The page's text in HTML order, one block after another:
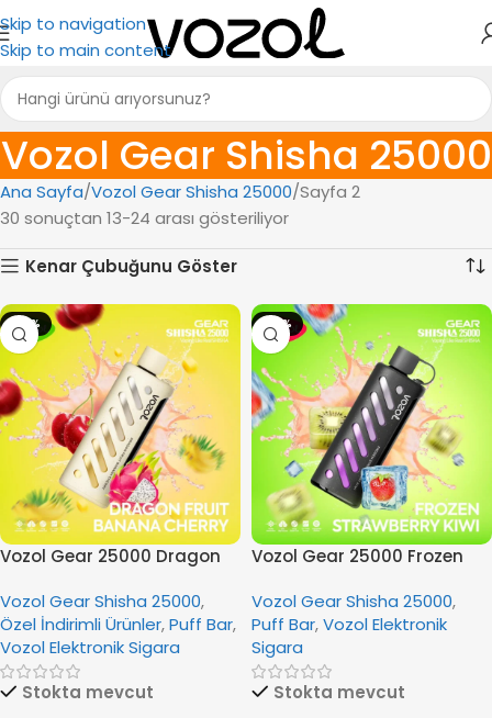
Skip to navigation
Skip to main content
Vozol Gear Shisha 25000
Ana Sayfa Vozol Gear Shisha 25000 Sayfa 2
30 sonuçtan 13-24 arası gösteriliyor
Kenar Çubuğunu Göster
-14%
Vozol Gear 25000 Dragon
Vozol Gear Shisha 25000,
Özel İndirimli Ürünler,Puff Bar,
Vozol Elektronik Sigara
Stokta mevcut
-14%
Vozol Gear 25000 Frozen
Vozol Gear Shisha 25000,
Puff Bar,Vozol Elektronik
Sigara
Stokta mevcut